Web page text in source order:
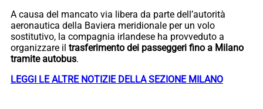
A causa del mancato via libera da parte dell’autorità
aeronautica della Baviera meridionale per un volo
sostitutivo, la compagnia irlandese ha provveduto a
organizzare il trasferimento dei passeggeri fino a Milano
tramite autobus.
LEGGI LE ALTRE NOTIZIE DELLA SEZIONE MILANO